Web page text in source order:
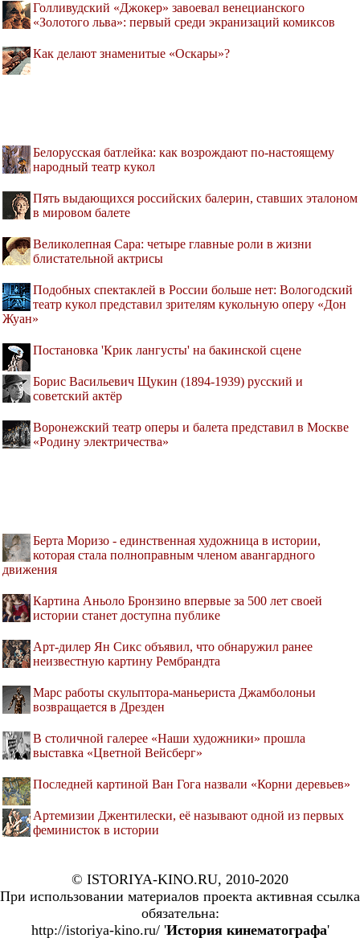
Голливудский «Джокер» завоевал венецианского
«Золотого льва»: первый среди экранизаций комиксов
Как делают знаменитые «Оскары»?
Белорусская батлейка: как возрождают по-настоящему
народный театр кукол
Пять выдающихся российских балерин, ставших эталоном
в мировом балете
Великолепная Сара: четыре главные роли в жизни
блистательной актрисы
Подобных спектаклей в России больше нет: Вологодский
театр кукол представил зрителям кукольную оперу «Дон
Жуан»
Постановка 'Крик лангусты' на бакинской сцене
Борис Васильевич Щукин (1894-1939) русский и
советский актёр
Воронежский театр оперы и балета представил в Москве
«Родину электричества»
Берта Моризо - единственная художница в истории,
которая стала полноправным членом авангардного
движения
Картина Аньоло Бронзино впервые за 500 лет своей
истории станет доступна публике
Арт-дилер Ян Сикс объявил, что обнаружил ранее
неизвестную картину Рембрандта
Марс работы скульптора-маньериста Джамболоньи
возвращается в Дрезден
В столичной галерее «Наши художники» прошла
выставка «Цветной Вейсберг»
Последней картиной Ван Гога назвали «Корни деревьев»
Артемизии Джентилески, её называют одной из первых
феминисток в истории
© ISTORIYA-KINO.RU, 2010-2020
При использовании материалов проекта активная ссылка
обязательна:
http://istoriya-kino.ru/ 'История кинематографа'